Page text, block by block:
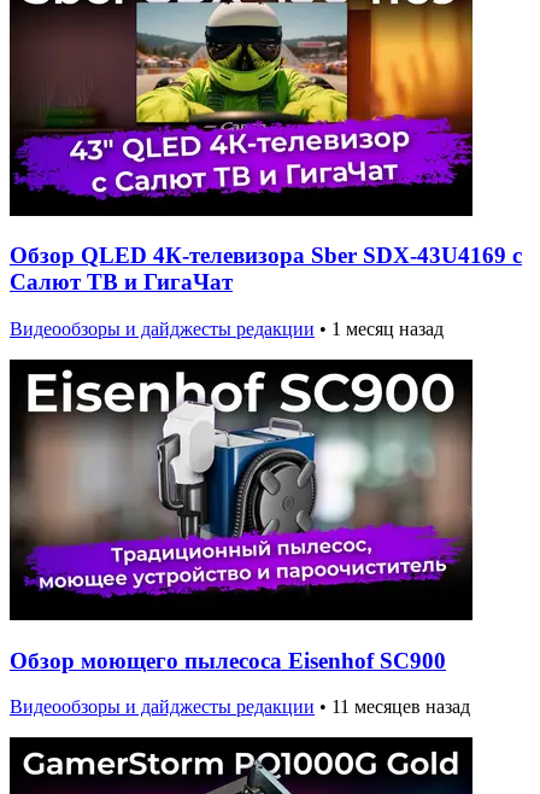
Обзор QLED 4К-телевизора Sber SDX-43U4169 с
Салют ТВ и ГигаЧат
Видеообзоры и дайджесты редакции • 1 месяц назад
Обзор моющего пылесоса Eisenhof SC900
Видеообзоры и дайджесты редакции • 11 месяцев назад